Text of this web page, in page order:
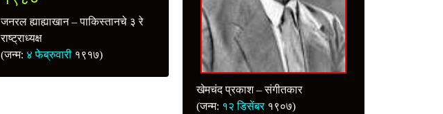
जनरल ह्याह्याखान – पाकिस्तानचे ३ रे
राष्ट्राध्यक्ष
(जन्म: ४ फेब्रुवारी १९१७)
खेमचंद प्रकाश – संगीतकार
(जन्म: १२ डिसेंबर१९०७)